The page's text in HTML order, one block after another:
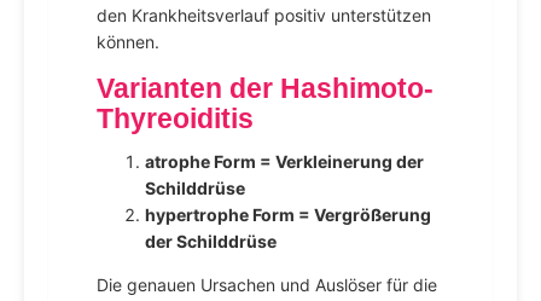
den Krankheitsverlauf positiv unterstützen
können.
Varianten der Hashimoto-
Thyreoiditis
atrophe Form = Verkleinerung der
Schilddrüse
hypertrophe Form = Vergrößerung
der Schilddrüse
Die genauen Ursachen und Auslöser für die